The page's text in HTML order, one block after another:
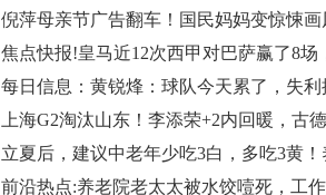
倪萍母亲节广告翻车！国民妈妈变惊悚
了
焦点快报!皇马近12次西甲对巴萨赢了8场
胜场相同
每日信息：黄锐烽：球队今天累了，失
道路
上海G2淘汰山东！李添荣+2内回暖，古
靠2将_当前资讯
立夏后，建议中老年少吃3白，多吃3黄
今日快讯
前沿热点:养老院老太太被水饺噎死，工